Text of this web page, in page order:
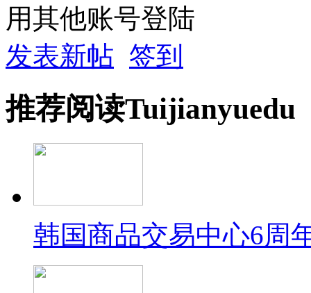
用其他账号登陆
发表新帖 签到
推荐阅读Tuijianyuedu
韩国商品交易中心6周